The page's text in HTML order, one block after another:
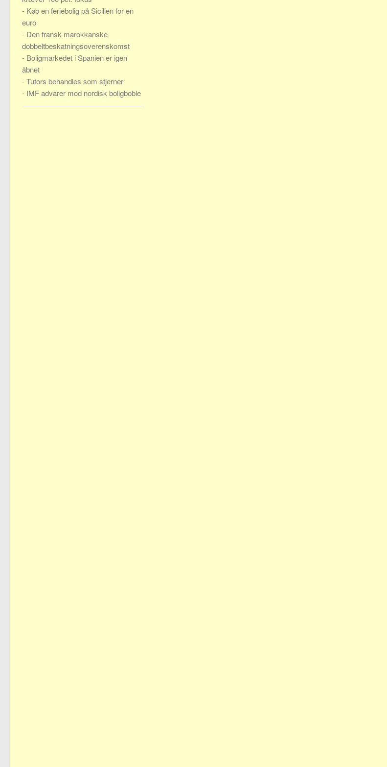
- Køb en feriebolig på Sicilien for en
euro
- Den fransk-marokkanske
dobbeltbeskatningsoverenskomst
- Boligmarkedet i Spanien er igen
åbnet
-Tutors behandles som stjerner
- IMF advarer mod nordisk boligboble